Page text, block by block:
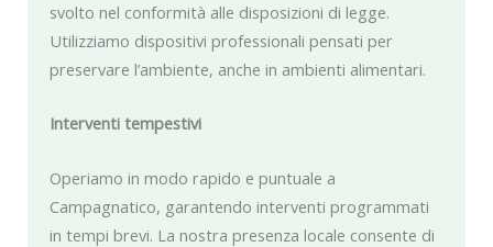
svolto nel conformità alle disposizioni di legge.
Utilizziamo dispositivi professionali pensati per
preservare l’ambiente, anche in ambienti alimentari.
Interventi tempestivi
Operiamo in modo rapido e puntuale a
Campagnatico, garantendo interventi programmati
in tempi brevi. La nostra presenza locale consente di